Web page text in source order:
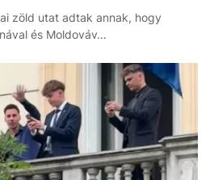
zöld utat adtak annak, hogy
és Moldováv…